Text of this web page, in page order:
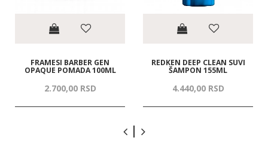
FRAMESI BARBER GEN
OPAQUE POMADA 100ML
2.700,00 RSD
REDKEN DEEP CLEAN SUVI
ŠAMPON 155ML
4.440,00 RSD